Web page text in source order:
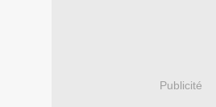
Publicité